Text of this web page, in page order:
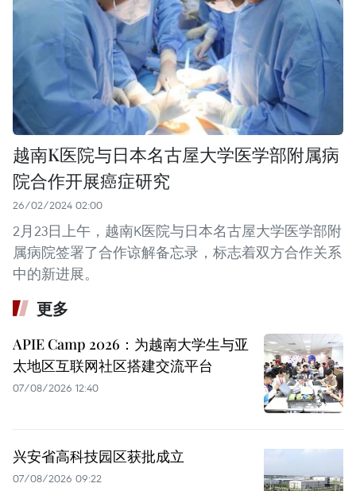
越南K医院与日本名古屋大学医学部附属病
院合作开展癌症研究
26/02/2024 02:00
2月23日上午，越南K医院与日本名古屋大学医学部附
属病院签署了合作谅解备忘录，标志着双方合作关系
中的新进展。
更多
APIE Camp 2026：为越南大学生与亚
太地区互联网社区搭建交流平台
07/08/2026 12:40
兴安省高科技园区获批成立
07/08/2026 09:22